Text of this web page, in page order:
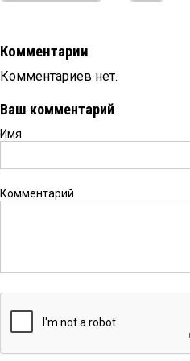
Комментарии
Комментариев нет.
Ваш комментарий
Имя
Комментарий